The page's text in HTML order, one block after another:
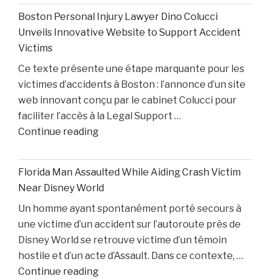
Colin
Update:
Cade
Cunningham
Comeback
While
Two
Starters
Remain
Boston Personal Injury Lawyer Dino Colucci
Unveils Innovative Website to Support Accident
Victims
Ce texte présente une étape marquante pour les
victimes d’accidents à Boston : l’annonce d’un site
web innovant conçu par le cabinet Colucci pour
faciliter l’accès à la Legal Support …
Continue reading"Boston
Injury
Lawyer
Dino
Colucci
Unveils
Innovative
Website
to
Florida Man Assaulted While Aiding Crash Victim
Near Disney World
Un homme ayant spontanément porté secours à
une victime d’un accident sur l’autoroute près de
Disney World se retrouve victime d’un témoin
hostile et d’un acte d’Assault. Dans ce contexte, …
Continue reading"Florida